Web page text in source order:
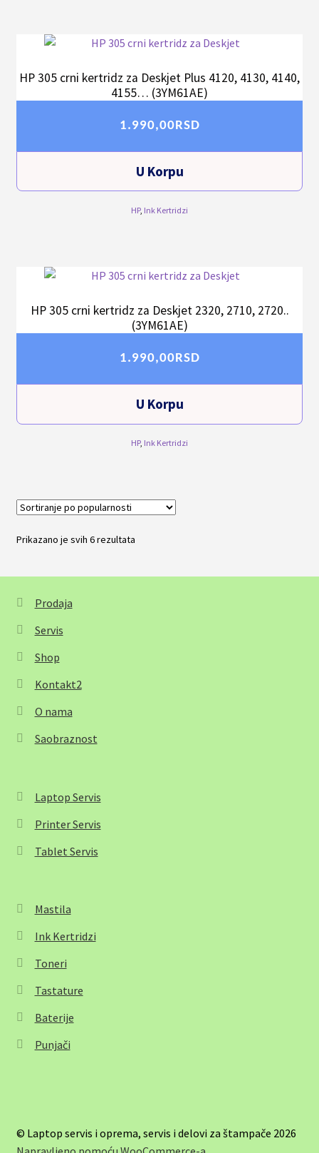
HP 305 crni kertridz za Deskjet Plus 4120, 4130, 4140,
4155… (3YM61AE)
1.990,00RSD
U Korpu
HP, Ink Kertridzi
HP 305 crni kertridz za Deskjet 2320, 2710, 2720..
(3YM61AE)
1.990,00RSD
U Korpu
HP, Ink Kertridzi
Prikazano je svih 6 rezultataSortirano
Prodaja
Servis
Shop
Kontakt2
O nama
Saobraznost
Laptop Servis
Printer Servis
Tablet Servis
Mastila
Ink Kertridzi
Toneri
Tastature
Baterije
Punjači
© Laptop servis i oprema, servis i delovi za štampače 2026